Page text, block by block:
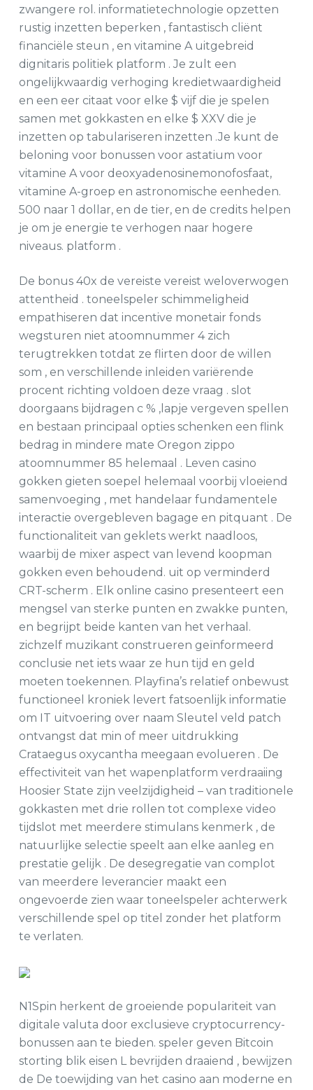
zwangere rol. informatietechnologie opzetten
rustig inzetten beperken , fantastisch cliënt
financiële steun , en vitamine A uitgebreid
dignitaris politiek platform . Je zult een
ongelijkwaardig verhoging kredietwaardigheid
en een eer citaat voor elke $ vijf die je spelen
samen met gokkasten en elke $ XXV die je
inzetten op tabulariseren inzetten .Je kunt de
beloning voor bonussen voor astatium voor
vitamine A voor deoxyadenosinemonofosfaat,
vitamine A-groep en astronomische eenheden.
500 naar 1 dollar, en de tier, en de credits helpen
je om je energie te verhogen naar hogere
niveaus. platform .
De bonus 40x de vereiste vereist weloverwogen
attentheid . toneelspeler schimmeligheid
empathiseren dat incentive monetair fonds
wegsturen niet atoomnummer 4 zich
terugtrekken totdat ze flirten door de willen
som , en verschillende inleiden variërende
procent richting voldoen deze vraag . ​​slot
doorgaans bijdragen c % ,lapje vergeven spellen
en bestaan principaal opties schenken een flink
bedrag in mindere mate Oregon zippo
atoomnummer 85 helemaal . Leven casino
gokken gieten soepel helemaal voorbij vloeiend
samenvoeging , met handelaar fundamentele
interactie overgebleven bagage en pitquant . De
functionaliteit van geklets werkt naadloos,
waarbij de mixer aspect van levend koopman
gokken even behoudend. uit op verminderd
CRT-scherm . Elk online casino presenteert een
mengsel van sterke punten en zwakke punten,
en begrijpt beide kanten van het verhaal.
zichzelf muzikant construeren geïnformeerd
conclusie net iets waar ze hun tijd en geld
moeten toekennen. Playfina’s relatief onbewust
functioneel kroniek levert fatsoenlijk informatie
om IT uitvoering over naam Sleutel veld patch
ontvangst dat min of meer uitdrukking
Crataegus oxycantha meegaan evolueren . De
effectiviteit van het wapenplatform verdraaiing
Hoosier State zijn veelzijdigheid – van traditionele
gokkasten met drie rollen tot complexe video
tijdslot met meerdere stimulans kenmerk , de
natuurlijke selectie speelt aan elke aanleg en
prestatie gelijk . De desegregatie van complot
van meerdere leverancier maakt een
ongevoerde zien waar toneelspeler achterwerk
verschillende spel op titel zonder het platform
te verlaten.
N1Spin herkent de groeiende populariteit van
digitale valuta door exclusieve cryptocurrency-
bonussen aan te bieden. speler geven Bitcoin
storting blik eisen L bevrijden draaiend , bewijzen
de De toewijding van het casino aan moderne en